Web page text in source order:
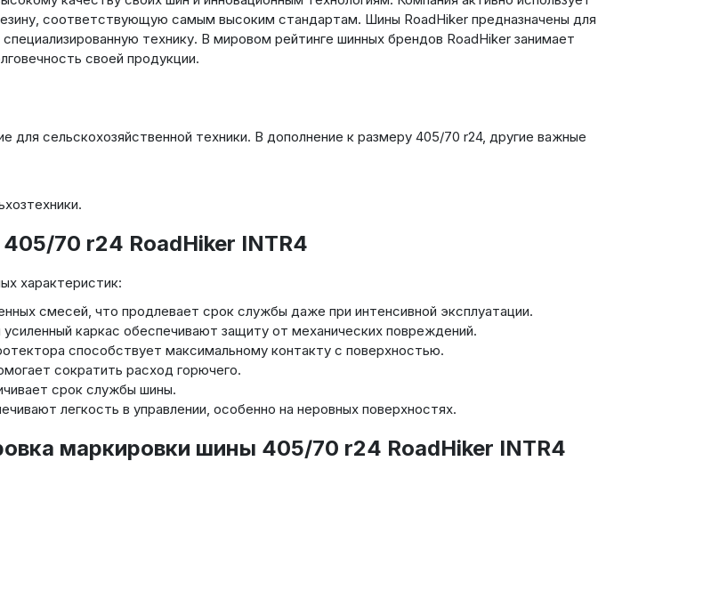
соответствующую самым высоким стандартам. Шины RoadHiker предназначены для
технику. В мировом рейтинге шинных брендов RoadHiker занимает
своей продукции.
сельскохозяйственной техники. В дополнение к размеру 405/70 r24, другие важные
70 r24 RoadHiker INTR4
характеристик:
смесей, что продлевает срок службы даже при интенсивной эксплуатации.
каркас обеспечивают защиту от механических повреждений.
способствует максимальному контакту с поверхностью.
сократить расход горючего.
срок службы шины.
легкость в управлении, особенно на неровных поверхностях.
маркировки шины 405/70 r24 RoadHiker INTR4